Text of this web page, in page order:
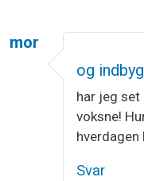
mor
og
har jeg set
voksne!
hverdagen
Svar